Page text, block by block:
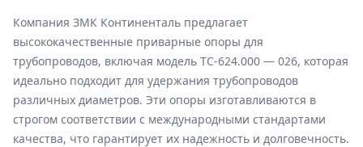
Компания ЗМК Континенталь предлагает
высококачественные приварные опоры для
трубопроводов, включая модель ТС-624.000 — 026, которая
идеально подходит для удержания трубопроводов
различных диаметров. Эти опоры изготавливаются в
строгом соответствии с международными стандартами
качества, что гарантирует их надежность и долговечность.